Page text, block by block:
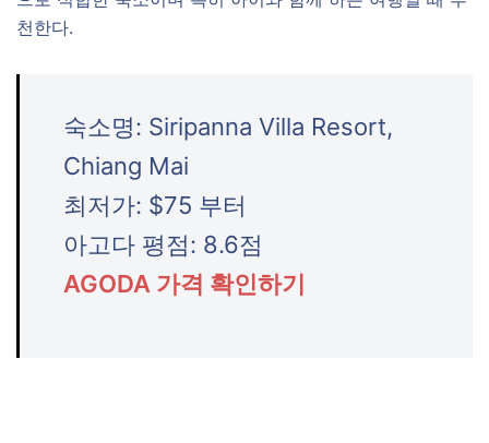
천한다.
숙소명: Siripanna Villa Resort,
Chiang Mai
최저가: $75 부터
아고다 평점: 8.6점
AGODA 가격 확인하기